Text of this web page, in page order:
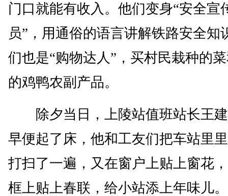
门口就能有收入。他们变身“安全宣
员”，用通俗的语言讲解铁路安全知
们也是“购物达人”，买村民栽种的
的鸡鸭农副产品。
除夕当日，上陵站值班站长王
早便起了床，他和工友们把车站里
打扫了一遍，又在窗户上贴上窗花
框上贴上春联，给小站添上年味儿。